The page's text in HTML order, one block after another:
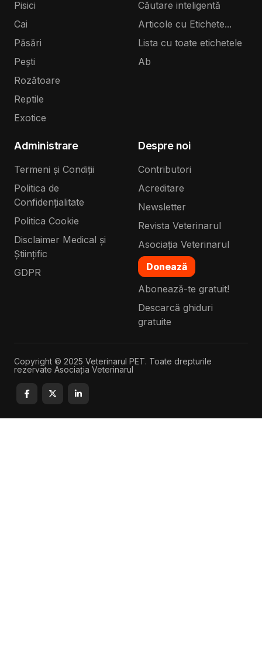
Pisici
Cai
Păsări
Pești
Rozătoare
Reptile
Exotice
Căutare inteligentă
Articole cu Etichete...
Lista cu toate etichetele
Ab
Administrare
Termeni și Condiții
Politica de
Confidențialitate
Politica Cookie
Disclaimer Medical și
Științific
GDPR
Despre noi
Contributori
Acreditare
Newsletter
Revista Veterinarul
Asociația Veterinarul
Donează
Abonează-te gratuit!
Descarcă ghiduri
gratuite
Copyright © 2025 Veterinarul PET. Toate drepturile
rezervate Asociația Veterinarul